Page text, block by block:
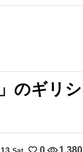
のギリシ
0 1,380